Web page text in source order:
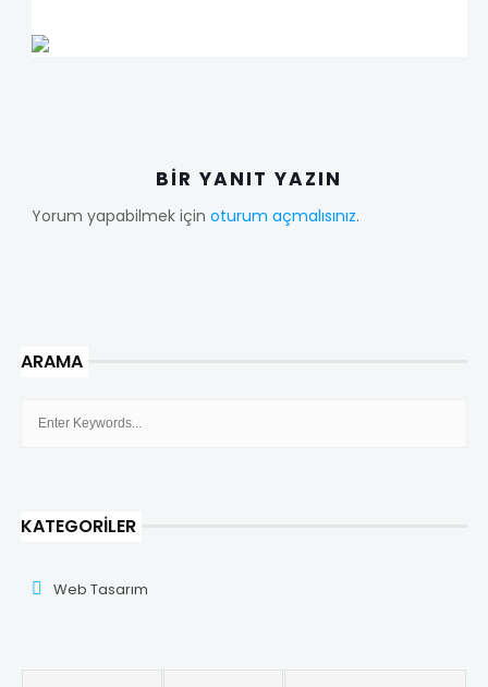
BIR YANIT YAZIN
Yorum yapabilmek için oturum açmalısınız.
ARAMA
KATEGORILER
Web Tasarım